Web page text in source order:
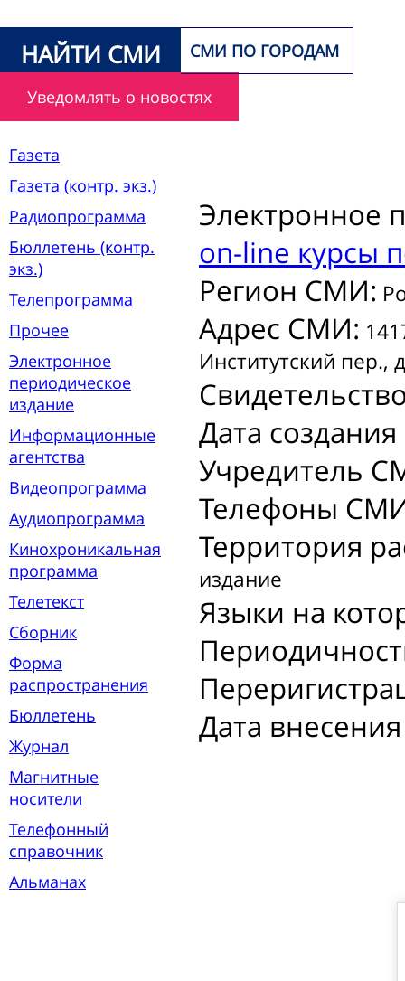
НАЙТИ СМИ СМИ ПО ГОРОДАМ
Уведомлять о новостях
Газета
Газета (контр. экз.)
Радиопрограмма
Бюллетень (контр.
экз.)
Телепрограмма
Прочее
Электронное
периодическое
издание
Информационные
агентства
Видеопрограмма
Аудиопрограмма
Кинохроникальная
программа
Телетекст
Сборник
Форма
распространения
Бюллетень
Журнал
Магнитные
носители
Телефонный
справочник
Альманах
Электронное
on-line курсы
Регион СМИ:
Адрес СМИ:
Институтский пер.,
Дата
Учредитель
Телефоны
Территория
издание
Языки на
Дата